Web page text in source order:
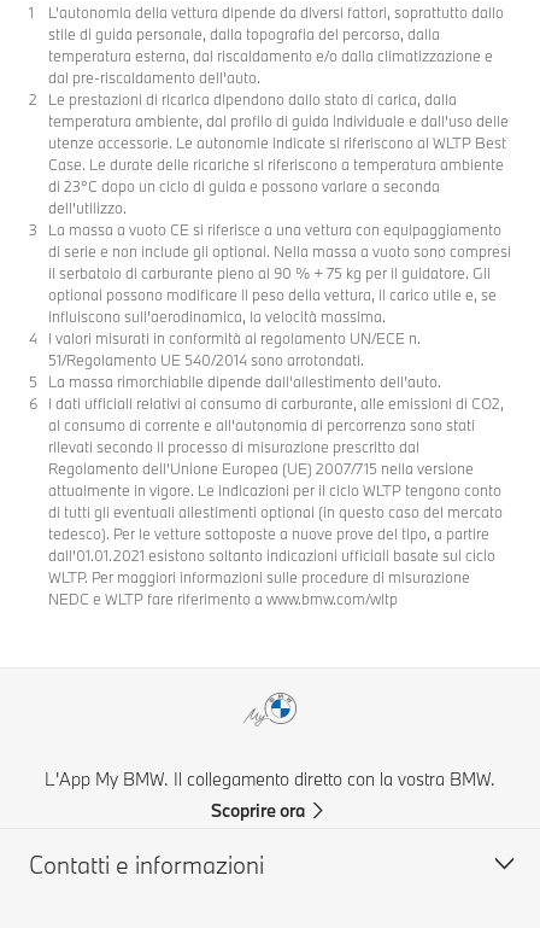
L’autonomia della vettura dipende da diversi fattori, soprattutto dallo
stile di guida personale, dalla topografia del percorso, dalla
temperatura esterna, dal riscaldamento e/o dalla climatizzazione e
dal pre-riscaldamento dell’auto.
Le prestazioni di ricarica dipendono dallo stato di carica, dalla
temperatura ambiente, dal profilo di guida individuale e dall'uso delle
utenze accessorie. Le autonomie indicate si riferiscono al WLTP Best
Case. Le durate delle ricariche si riferiscono a temperatura ambiente
di 23°C dopo un ciclo di guida e possono variare a seconda
dell’utilizzo.
La massa a vuoto CE si riferisce a una vettura con equipaggiamento
di serie e non include gli optional. Nella massa a vuoto sono compresi
il serbatoio di carburante pieno al 90 % + 75 kg per il guidatore. Gli
optional possono modificare il peso della vettura, il carico utile e, se
influiscono sull’aerodinamica, la velocità massima.
I valori misurati in conformità al regolamento UN/ECE n.
51/Regolamento UE 540/2014 sono arrotondati.
La massa rimorchiabile dipende dall’allestimento dell’auto.
I dati ufficiali relativi al consumo di carburante, alle emissioni di CO2,
al consumo di corrente e all’autonomia di percorrenza sono stati
rilevati secondo il processo di misurazione prescritto dal
Regolamento dell’Unione Europea (UE) 2007/715 nella versione
attualmente in vigore. Le indicazioni per il ciclo WLTP tengono conto
di tutti gli eventuali allestimenti optional (in questo caso del mercato
tedesco). Per le vetture sottoposte a nuove prove del tipo, a partire
dall’01.01.2021 esistono soltanto indicazioni ufficiali basate sul ciclo
WLTP. Per maggiori informazioni sulle procedure di misurazione
NEDC e WLTP fare riferimento a www.bmw.com/wltp
L'App My BMW. Il collegamento diretto con la vostra BMW.
Scoprire ora
Contatti e informazioni